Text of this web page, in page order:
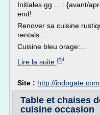
Initiales gg ... : {avant/
end!
Renover sa cuisine
rentals ...
Cuisine bleu orage:...
Lire la suite
Site : http://indogate.com
Table et chaises
cuisine occasion